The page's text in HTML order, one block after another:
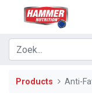
Products Anti-